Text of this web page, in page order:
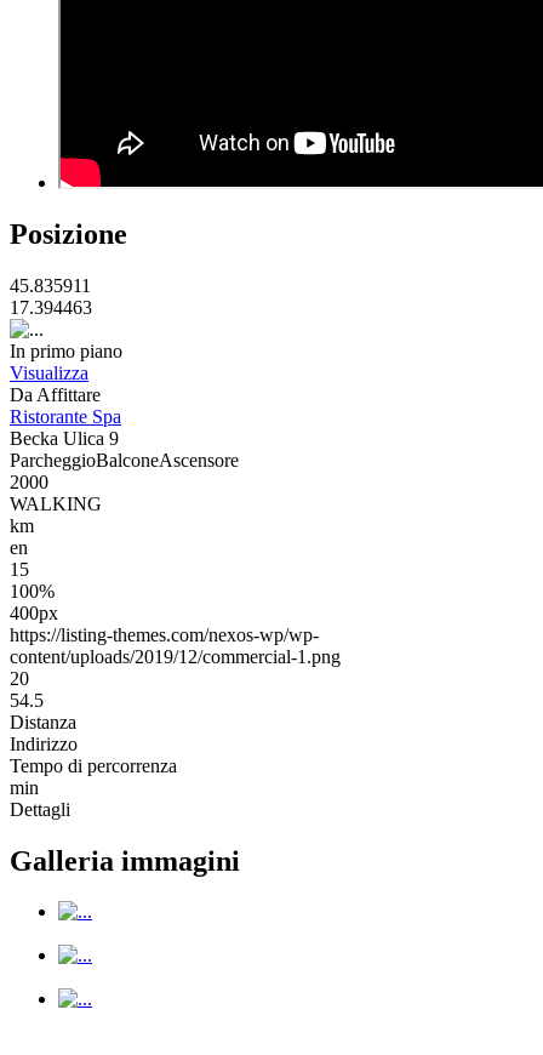
Posizione
45.835911
17.394463
In primo piano
Visualizza
Da Affittare
Ristorante Spa
Becka Ulica 9
ParcheggioBalconeAscensore
2000
WALKING
km
en
15
100%
400px
https://listing-themes.com/nexos-wp/wp-
content/uploads/2019/12/commercial-1.png
20
54.5
Distanza
Indirizzo
Tempo di percorrenza
min
Dettagli
Galleria immagini